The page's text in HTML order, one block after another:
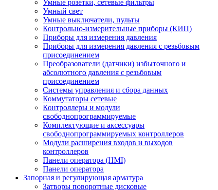
Умные розетки, сетевые фильтры
Умный свет
Умные выключатели, пульты
Контрольно-измерительные приборы (КИП)
Приборы для измерения давления
Приборы для измерения давления с резьбовым
присоединением
Преобразователи (датчики) избыточного и
абсолютного давления с резьбовым
присоединением
Системы управления и сбора данных
Коммутаторы сетевые
Контроллеры и модули
свободнопрограммируемые
Комплектующие и аксессуары
свободнопрограммируемых контроллеров
Модули расширения входов и выходов
контроллеров
Панели оператора (HMI)
Панели оператора
Запорная и регулирующая арматура
Затворы поворотные дисковые